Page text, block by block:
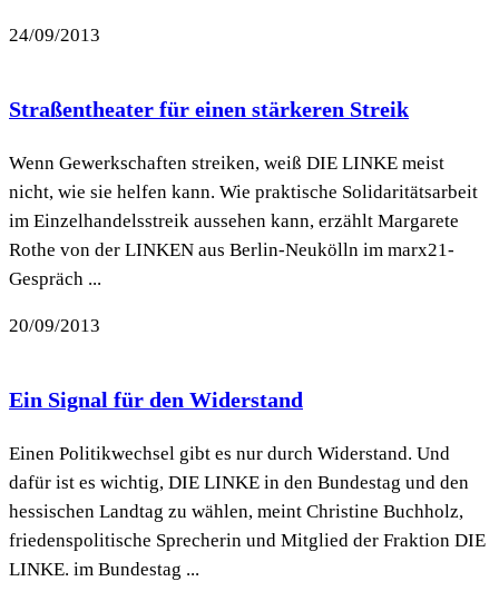
24/09/2013
Straßentheater für einen stärkeren Streik
Wenn Gewerkschaften streiken, weiß DIE LINKE meist
nicht, wie sie helfen kann. Wie praktische Solidaritätsarbeit
im Einzelhandelsstreik aussehen kann, erzählt Margarete
Rothe von der LINKEN aus Berlin-Neukölln im marx21-
Gespräch ...
20/09/2013
Ein Signal für den Widerstand
Einen Politikwechsel gibt es nur durch Widerstand. Und
dafür ist es wichtig, DIE LINKE in den Bundestag und den
hessischen Landtag zu wählen, meint Christine Buchholz,
friedenspolitische Sprecherin und Mitglied der Fraktion DIE
LINKE. im Bundestag ...